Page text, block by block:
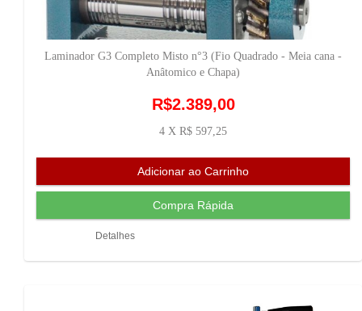
Laminador G3 Completo Misto n°3 (Fio Quadrado - Meia cana -
Anâtomico e Chapa)
R$2.389,00
4 X R$ 597,25
Detalhes